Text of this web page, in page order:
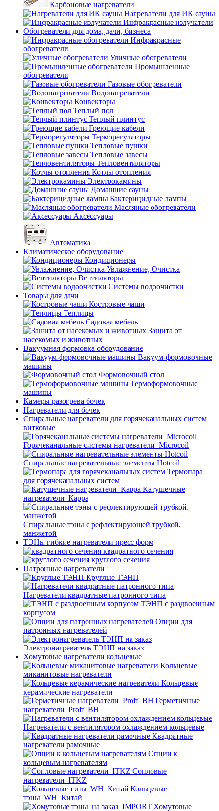
Карбоновые нагреватели
Нагреватели для ИК сауны
Инфракрасные излучатели
Обогреватели для дома, дачи, бизнеса
Инфракрасные
обогреватели
Уличные обогреватели
Промышленные
обогреватели
Газовые обогреватели
Водонагреватели
Конвекторы
Теплый пол
Теплый плинтус
Греющие кабели
Терморегуляторы
Тепловые пушки
Тепловые завесы
Тепловентиляторы
Котлы отопления
Электрокамины
Домашние сауны
Бактерицидные лампы
Масляные обогреватели
Аксессуары
Автоматика
Климатическое оборудование
Кондиционеры
Увлажнение, Очистка
Вентиляторы
Системы водоочистки
Товары для дачи
Костровые чаши
Теплицы
Садовая мебель
Защита от
насекомых и животных
Вакуумная формовка оборудование
Вакуум-формовочные
машины
Формовочный стол
Термоформовочные
машины
Камеры разогрева бочек
Нагреватели для бочек
Спиральные нагреватели для горячеканальных систем
витковые
Горячеканальные системы нагреватели_Microcoil
Спиральные нагревательные элементы Hotcoil
Термопара
для горячеканальных систем
Катушечные
нагреватели_Карра
Спиральные тэны с рефлектирующей трубкой,
манжетой
ТЭНы гибкие нагреватели пресс форм
квадратного сечения
круглого сечения
Патронные нагреватели
Круглые ТЭНП
Нагреватели квадратные патронного типа
ТЭНП с раздвоенным
корпусом
Опции для
патронных нагревателей
Электронагреватель ТЭНП на заказ
Хомутовые нагреватели кольцевые
Кольцевые
миканитовые нагреватели
Кольцевые
керамические нагреватели
Герметичные
нагреватели_Proff_BH
Нагреватели с вентилятором охлаждением кольцевые
Квадратные
нагреватели рамочные
Опции к
кольцевым нагревателям
Cопловые
нагреватели_ITKZ
Кольцевые
тэны_WH_Китай
Хомутовые